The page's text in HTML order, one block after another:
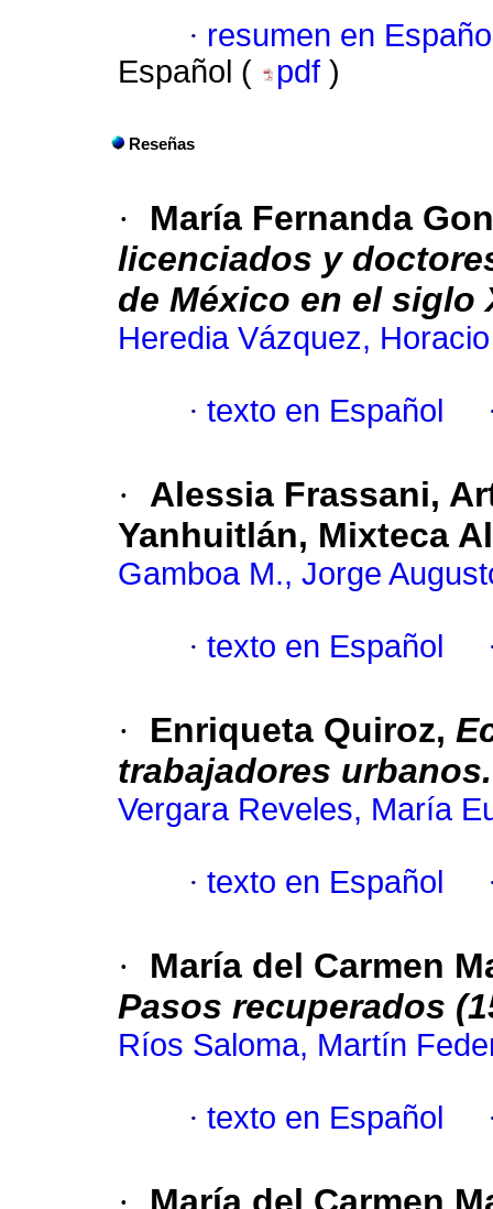
· resumen en
Español (
pdf )
Reseñas
·
María Fernanda
licenciados y
de México en el siglo
Heredia Vázquez, Horacio
· texto en Español
·
Alessia Frassani,
Yanhuitlán, Mixteca
Gamboa M., Jorge
· texto en Español
· Enriqueta Quiroz,
trabajadores
Vergara Reveles, María
· texto en Español
·
María del Carmen
Pasos recuperados
Ríos Saloma, Martín
· texto en Español